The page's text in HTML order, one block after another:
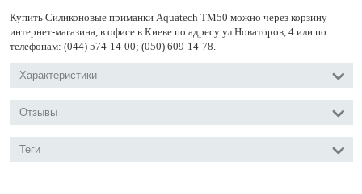
Купить Силиконовые приманки Aquatech TM50 можно через корзину
интернет-магазина, в офисе в Киеве по адресу ул.Новаторов, 4 или по
телефонам: (044) 574-14-00; (050) 609-14-78.
Характеристики
Отзывы
Теги